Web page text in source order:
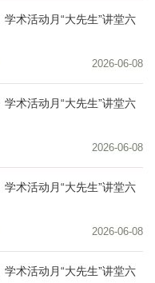
术活动月“大先生”讲堂六
2026-06-08
术活动月“大先生”讲堂六
2026-06-08
术活动月“大先生”讲堂六
2026-06-08
术活动月“大先生”讲堂六